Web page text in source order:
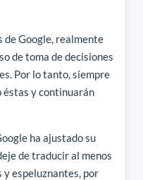
de Google, realmente
de toma de decisiones
Por lo tanto, siempre
éstas y continuarán
ha ajustado su
de traducir al menos
espeluznantes, por